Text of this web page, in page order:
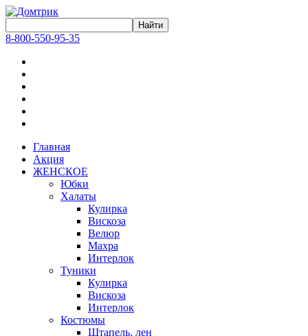
8-800-550-95-35
Главная
Акция
ЖЕНСКОЕ
Юбки
Халаты
Кулирка
Вискоза
Велюр
Махра
Интерлок
Туники
Кулирка
Вискоза
Интерлок
Костюмы
Штапель, лен